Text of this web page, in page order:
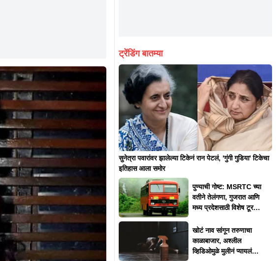
ट्रेंडिंग बातम्या
सुनेत्रा पवारांवर झालेल्या टिकेनं रान पेटलं, 'गुंगी गुडिया' टिकेचा
इतिहास आला समोर
पुण्याची गोष्ट: MSRTC च्या
वतीने तेलंगणा, गुजरात आणि
मध्य प्रदेशसाठी विशेष टूर
खोटं नाव सांगून तरुणाचा
काळाबाजार, अश्लील
व्हिडिओमुळे मुलीनं प्यायलं